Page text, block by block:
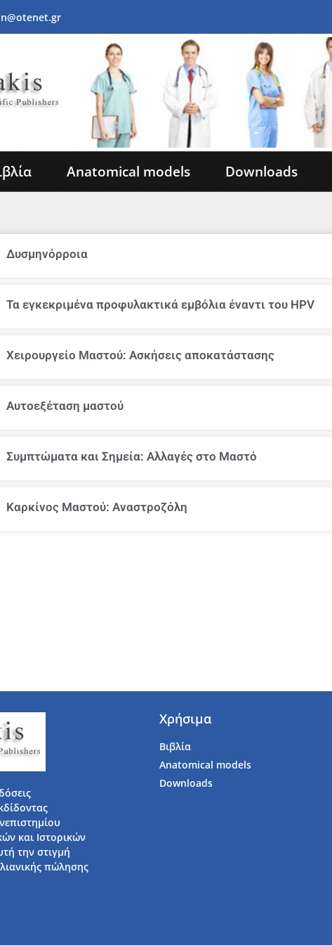
Anatomical models Downloads
Δυσμηνόρροια
Τα εγκεκριμένα προφυλακτικά εμβόλια έναντι του HPV
Χειρουργείο Μαστού: Ασκήσεις αποκατάστασης
Αυτοεξέταση μαστού
Συμπτώματα και Σημεία: Αλλαγές στο Μαστό
Καρκίνος Μαστού: Αναστροζόλη
και Ιστορικών
την στιγμή
πώλησης
Χρήσιμα
Βιβλία
Anatomical models
Downloads